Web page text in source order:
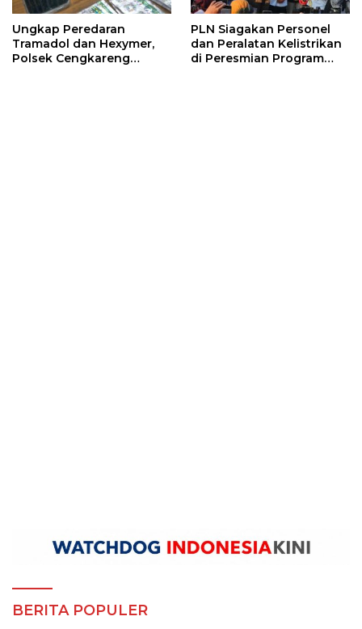
Ungkap Peredaran
Tramadol dan Hexymer,
Polsek Cengkareng
PLN Siagakan Personel
dan Peralatan Kelistrikan
di Peresmian Program
BERITA POPULER